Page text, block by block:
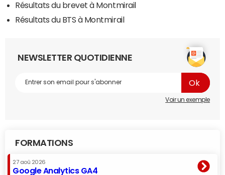
Résultats du brevet à Montmirail
Résultats du BTS à Montmirail
NEWSLETTER QUOTIDIENNE
Voir un exemple
FORMATIONS
27 aoû 2026
Google Analytics GA4